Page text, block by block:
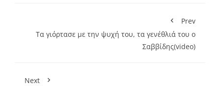
Prev
Τα γιόρτασε με την ψυχή του, τα γενέθλιά του ο
Σαββίδης(video)
Next